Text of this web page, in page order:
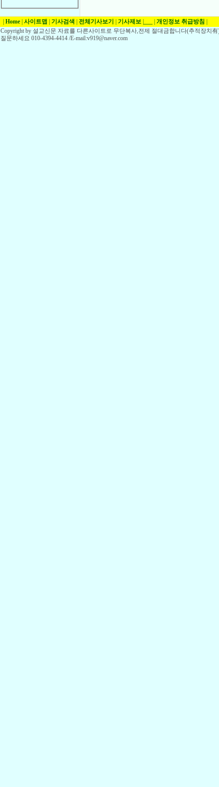
Home 사이트맵 기사검색 전체기사보기 기사제보 개인정보 취급방침
Copyright by 설교신문 자료를 다른사이트로 무단복사,전제 절대금합니다(추적장치
질문하세요 010-4394-4414 /E-mail:v919@naver.com